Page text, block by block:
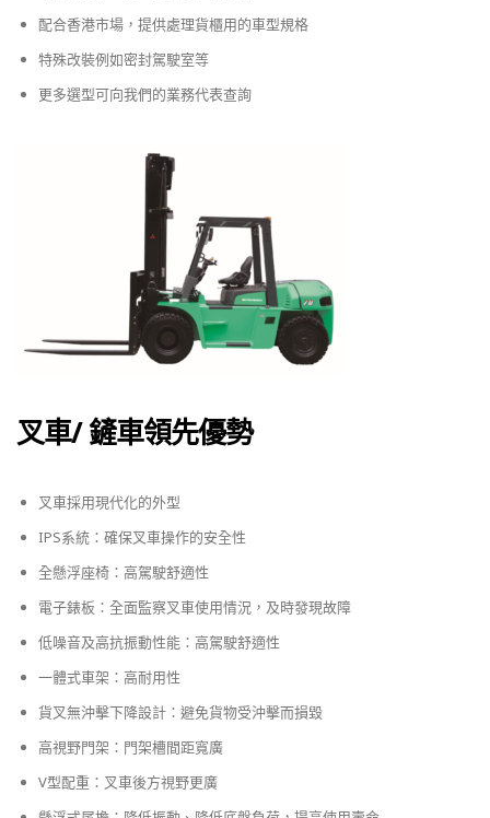
配合香港市場，提供處理貨櫃用的車型規格
特殊改裝例如密封駕駛室等
更多選型可向我們的業務代表查詢
叉車/ 鏟車領先優勢
叉車採用現代化的外型
IPS系統：確保叉車操作的安全性
全懸浮座椅：高駕駛舒適性
電子錶板：全面監察叉車使用情況，及時發現故障
低噪音及高抗振動性能：高駕駛舒適性
一體式車架：高耐用性
貨叉無沖擊下降設計：避免貨物受沖擊而損毀
高視野門架：門架槽間距寬廣
V型配重：叉車後方視野更廣